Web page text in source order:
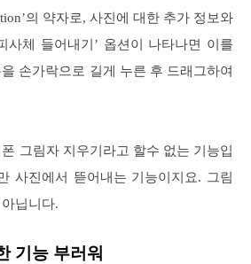
의 약자로, 사진에 대한 추가 정보와
사체 들어내기’ 옵션이 나타나면 이를
손가락으로 길게 누른 후 드래그하여
그림자 지우기라고 할수 없는 기능입
사진에서 뜯어내는 기능이지요. 그림
닙니다.
기능 부러워